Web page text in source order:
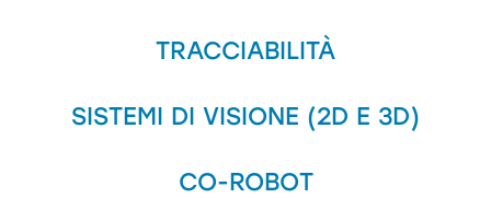
TRACCIABILITÀ
SISTEMI DI VISIONE (2D E 3D)
CO-ROBOT